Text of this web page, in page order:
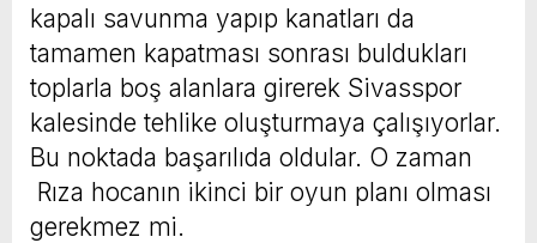
kapalı savunma yapıp kanatları da
tamamen kapatması sonrası buldukları
toplarla boş alanlara girerek Sivasspor
kalesinde tehlike oluşturmaya çalışıyorlar.
Bu noktada başarılıda oldular. O zaman
Rıza hocanın ikinci bir oyun planı olması
gerekmez mi.